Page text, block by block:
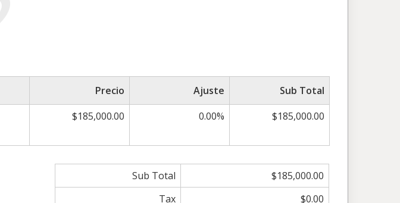
Precio Ajuste
Sub Total
$185,000.00 0.00% $185,000.00
Sub Total
$185,000.00
Tax
$0.00